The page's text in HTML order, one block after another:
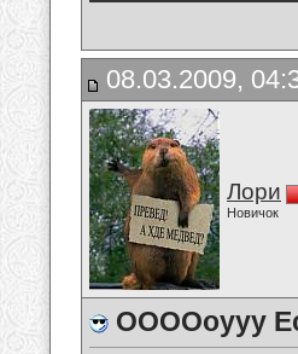
08.03.2009,
Лори
Новичок
ООООоууу